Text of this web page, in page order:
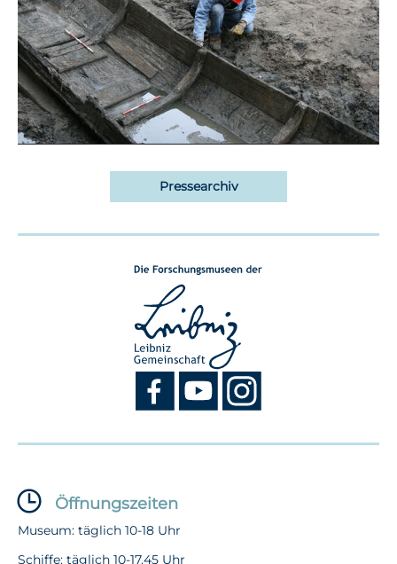
Pressearchiv
Öffnungszeiten
Museum: täglich 10-18 Uhr
Schiffe: täglich 10-17.45 Uhr